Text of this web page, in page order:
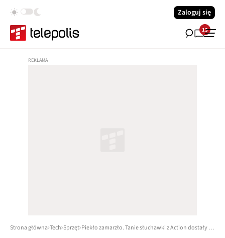
Zaloguj się
13
Strona główna Tech Sprzęt Piekło zamarzło. Tanie słuchawki z Action dostały ANC